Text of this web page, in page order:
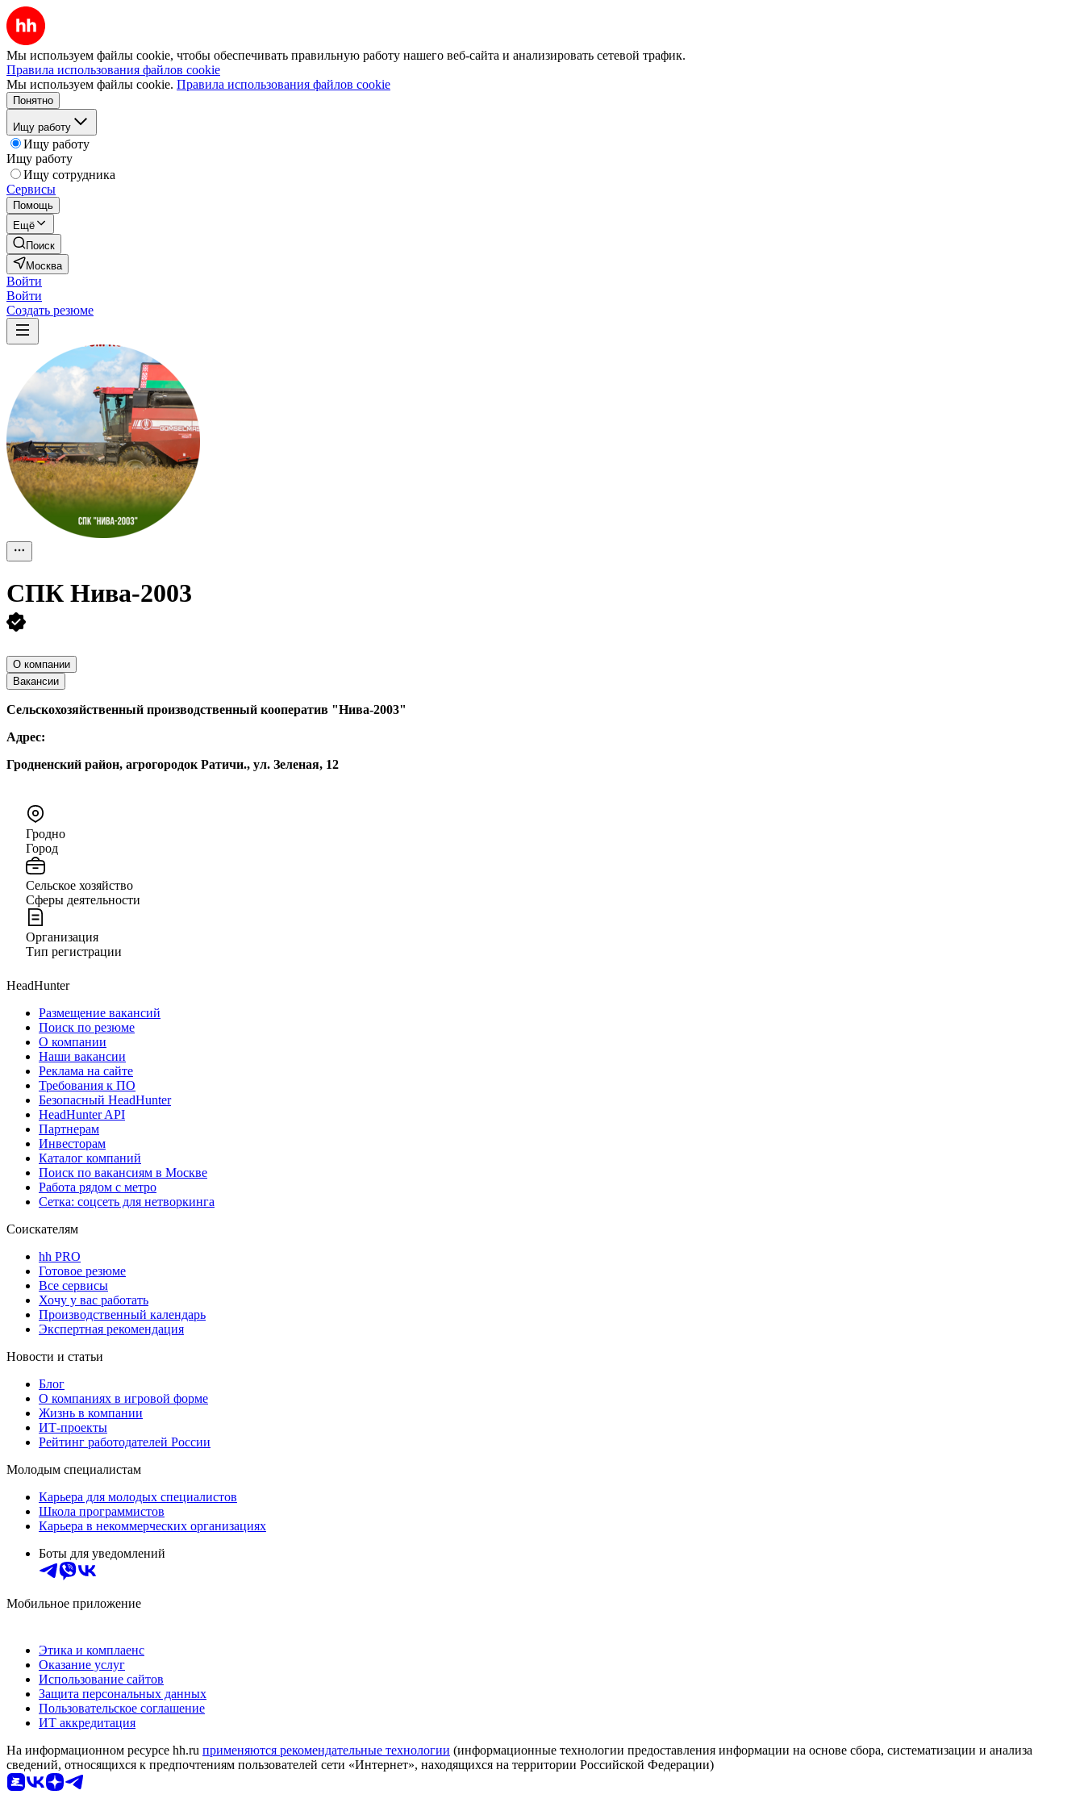
Мы используем файлы cookie, чтобы обеспечивать правильную работу нашего веб-сайта и анализировать сетевой трафик.
Правила использования файлов cookie
Мы используем файлы cookie. Правила использования файлов cookie
Понятно
Ищу работу
Ищу работу
Ищу работу
Ищу сотрудника
Сервисы
Помощь
Ещё
Поиск
Москва
Войти
Войти
Создать резюме
СПК Нива-2003
О компании
Вакансии
Сельскохозяйственный производственный кооператив "Нива-2003"
Адрес:
Гродненский район, агрогородок Ратичи., ул. Зеленая, 12
Гродно
Город
Сельское хозяйство
Сферы деятельности
Организация
Тип регистрации
HeadHunter
Размещение вакансий
Поиск по резюме
О компании
Наши вакансии
Реклама на сайте
Требования к ПО
Безопасный HeadHunter
HeadHunter API
Партнерам
Инвесторам
Каталог компаний
Поиск по вакансиям в Москве
Работа рядом с метро
Сетка: соцсеть для нетворкинга
Соискателям
hh PRO
Готовое резюме
Все сервисы
Хочу у вас работать
Производственный календарь
Экспертная рекомендация
Новости и статьи
Блог
О компаниях в игровой форме
Жизнь в компании
ИТ-проекты
Рейтинг работодателей России
Молодым специалистам
Карьера для молодых специалистов
Школа программистов
Карьера в некоммерческих организациях
Боты для уведомлений
Мобильное приложение
Этика и комплаенс
Оказание услуг
Использование сайтов
Защита персональных данных
Пользовательское соглашение
ИТ аккредитация
На информационном ресурсе hh.ru применяются рекомендательные технологии (информационные технологии предоставления информации на основе сбора, систематизации и анализа
сведений, относящихся к предпочтениям пользователей сети «Интернет», находящихся на территории Российской Федерации)